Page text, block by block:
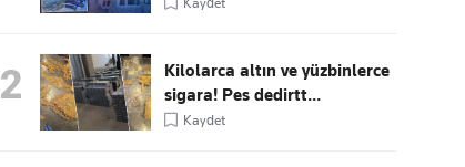
2
Kilolarca altın ve yüzbinlerce
sigara! Pes dedirtt...
Kaydet